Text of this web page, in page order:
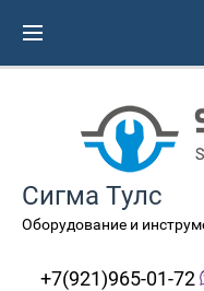
Сигма Тулс
Оборудование и
+7(921)965-01-72